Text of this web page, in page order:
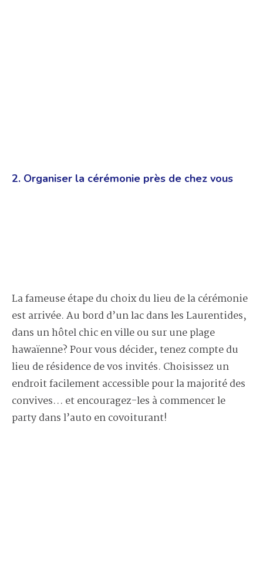
2. Organiser la cérémonie près de chez vous
La fameuse étape du choix du lieu de la cérémonie
est arrivée. Au bord d’un lac dans les Laurentides,
dans un hôtel chic en ville ou sur une plage
hawaïenne? Pour vous décider, tenez compte du
lieu de résidence de vos invités. Choisissez un
endroit facilement accessible pour la majorité des
convives… et encouragez-les à commencer le
party dans l’auto en covoiturant!